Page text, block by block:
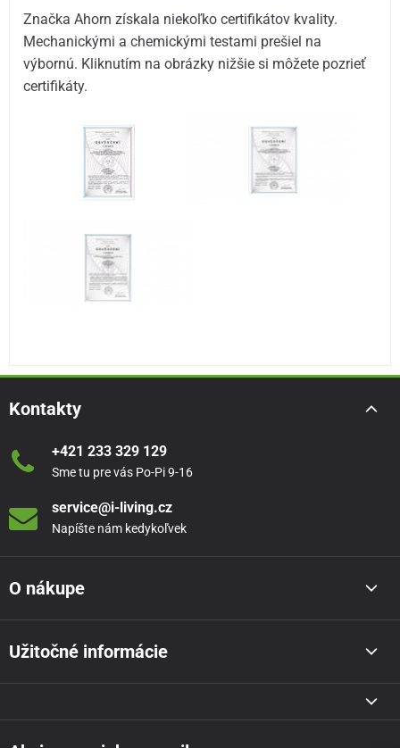
Značka Ahorn získala niekoľko certifikátov kvality.
Mechanickými a chemickými testami prešiel na
výbornú. Kliknutím na obrázky nižšie si môžete pozrieť
certifikáty.
Kontakty
+421 233 329 129
Sme tu pre vás Po-Pi 9-16
service@i-living.cz
Napíšte nám kedykoľvek
O nákupe
Užitočné informácie